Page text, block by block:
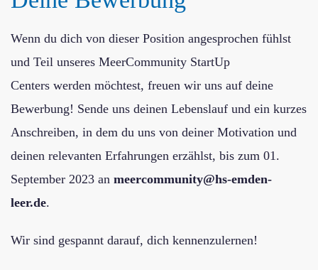
Wenn du dich von dieser Position angesprochen fühlst
und Teil unseres MeerCommunity StartUp
Centers werden möchtest, freuen wir uns auf deine
Bewerbung! Sende uns deinen Lebenslauf und ein kurzes
Anschreiben, in dem du uns von deiner Motivation und
deinen relevanten Erfahrungen erzählst, bis zum 01.
September 2023 an meercommunity@hs-emden-
leer.de.
Wir sind gespannt darauf, dich kennenzulernen!